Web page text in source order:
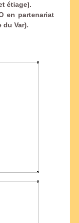
étiage).
en partenariat
du Var).